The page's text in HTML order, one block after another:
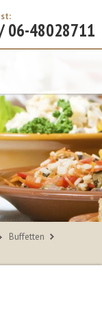
06-48028711
Buffetten